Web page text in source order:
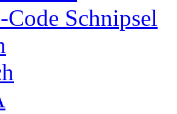
Code Schnipsel